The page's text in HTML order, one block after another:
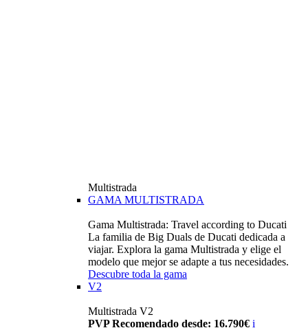
Multistrada
GAMA MULTISTRADA
Gama Multistrada: Travel according to Ducati
La familia de Big Duals de Ducati dedicada a
viajar. Explora la gama Multistrada y elige el
modelo que mejor se adapte a tus necesidades.
Descubre toda la gama
V2
Multistrada V2
PVP Recomendado desde: 16.790€ i